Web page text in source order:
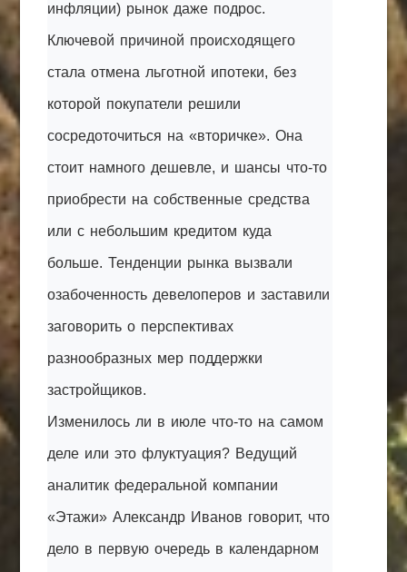
инфляции) рынок даже подрос.
Ключевой причиной происходящего
стала отмена льготной ипотеки, без
которой покупатели решили
сосредоточиться на «вторичке». Она
стоит намного дешевле, и шансы что-то
приобрести на собственные средства
или с небольшим кредитом куда
больше. Тенденции рынка вызвали
озабоченность девелоперов и заставили
заговорить о перспективах
разнообразных мер поддержки
застройщиков.
Изменилось ли в июле что-то на самом
деле или это флуктуация? Ведущий
аналитик федеральной компании
«Этажи» Александр Иванов говорит, что
дело в первую очередь в календарном